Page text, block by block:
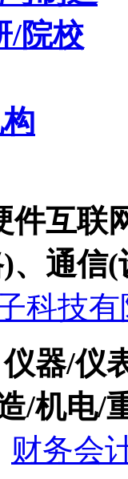
/院校
件互联
、通信
科技
器/仪
/机电/
财务会